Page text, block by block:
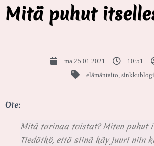
Mitä puhut
ma 25.01.2021 10:51
elämäntaito sinkkublogi
Ote:
Mitä tarinaa toistat? Miten puhut
Tiedätkö, että siinä käy juuri niin